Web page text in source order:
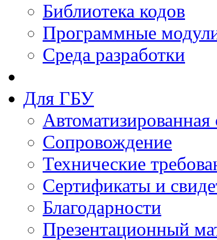
Библиотека кодов
Программные
Среда разработки
Для ГБУ
Сопровождение
Технические
Сертификаты и
Благодарности
Презентационный